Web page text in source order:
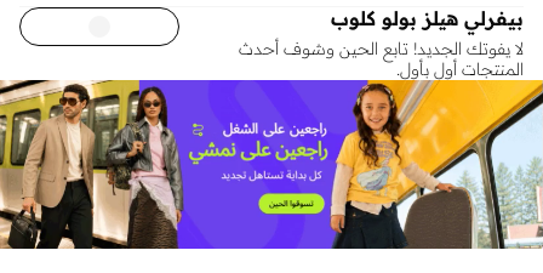
بيفرلي هيلز بولو كلوب
لا يفوتك الجديد! تابع الحين وشوف أحدث
المنتجات أول بأول.